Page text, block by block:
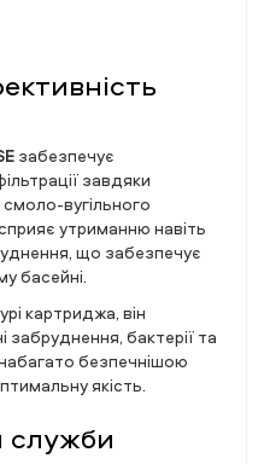
забезпечує
завдяки
вугільного
утриманню навіть
що забезпечує
басейні.
картриджа, він
забруднення, бактерії та
безпечнішою
якість.
служби